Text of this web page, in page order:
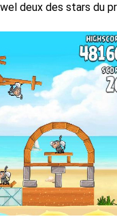
deux des stars du